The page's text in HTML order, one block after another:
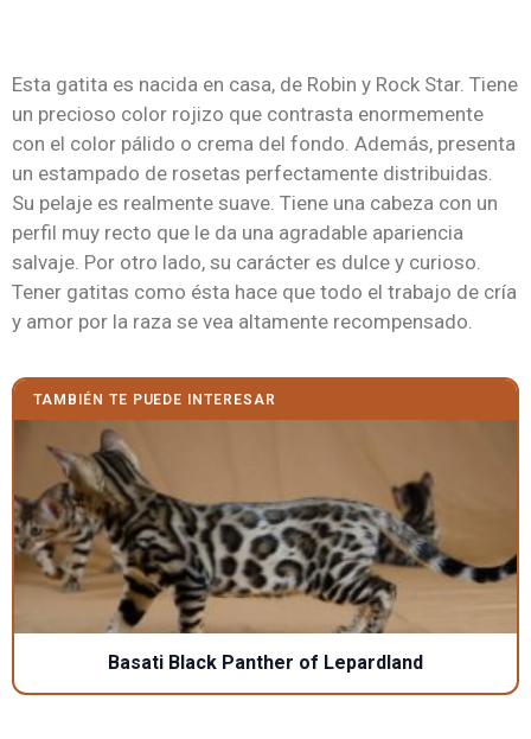
Esta gatita es nacida en casa, de Robin y Rock Star. Tiene
un precioso color rojizo que contrasta enormemente
con el color pálido o crema del fondo. Además, presenta
un estampado de rosetas perfectamente distribuidas.
Su pelaje es realmente suave. Tiene una cabeza con un
perfil muy recto que le da una agradable apariencia
salvaje. Por otro lado, su carácter es dulce y curioso.
Tener gatitas como ésta hace que todo el trabajo de cría
y amor por la raza se vea altamente recompensado.
TAMBIÉN TE PUEDE INTERESAR
Basati Black Panther of Lepardland